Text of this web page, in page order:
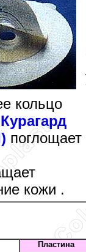
кольцо
Курагард
поглощает
кожи .
Пластина